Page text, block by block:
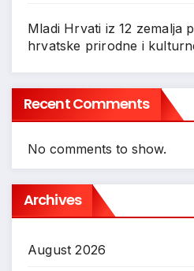
Mladi Hrvati iz 12 zemalja
hrvatske prirodne i
Recent Comments
No comments to show.
Archives
August 2026